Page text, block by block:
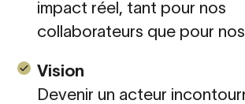
impact réel, tant pour nos
collaborateurs que pour
Vision
Devenir un acteur